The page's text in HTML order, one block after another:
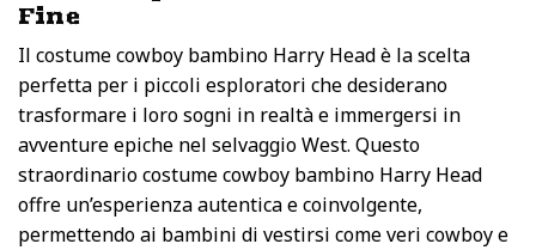
Fine
Il costume cowboy bambino Harry Head è la scelta
perfetta per i piccoli esploratori che desiderano
trasformare i loro sogni in realtà e immergersi in
avventure epiche nel selvaggio West. Questo
straordinario costume cowboy bambino Harry Head
offre un’esperienza autentica e coinvolgente,
permettendo ai bambini di vestirsi come veri cowboy e